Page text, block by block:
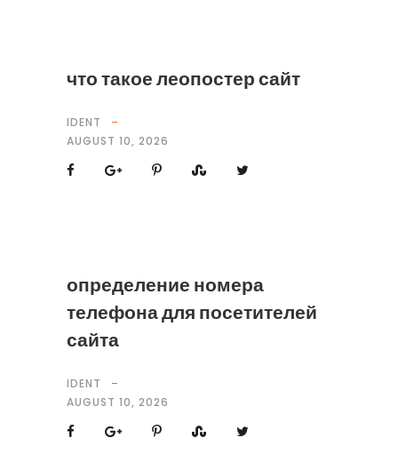
что такое леопостер сайт
IDENT
AUGUST 10, 2026
определение номера
телефона для посетителей
сайта
IDENT
AUGUST 10, 2026